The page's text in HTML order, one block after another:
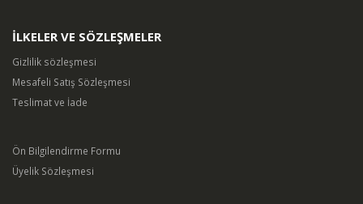
İLKELER VE SÖZLEŞMELER
Gizlilik sözleşmesi
Mesafeli Satış Sözleşmesi
Teslimat ve İade
Ön Bilgilendirme Formu
Üyelik Sözleşmesi